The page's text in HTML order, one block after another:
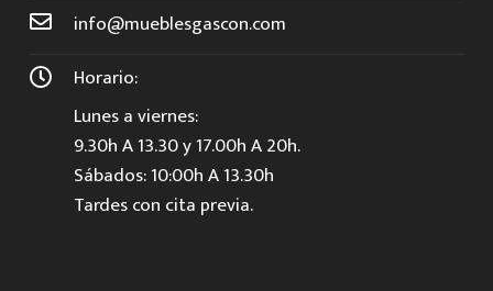
info@mueblesgascon.com
Horario:
Lunes a viernes:
9.30h A 13.30 y 17.00h A 20h.
Sábados: 10:00h A 13.30h
Tardes con cita previa.